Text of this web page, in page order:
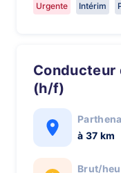
Urgente Intérim
Conducteur d'Engins de Chantier
(h/f)
à 37 km
Brut/